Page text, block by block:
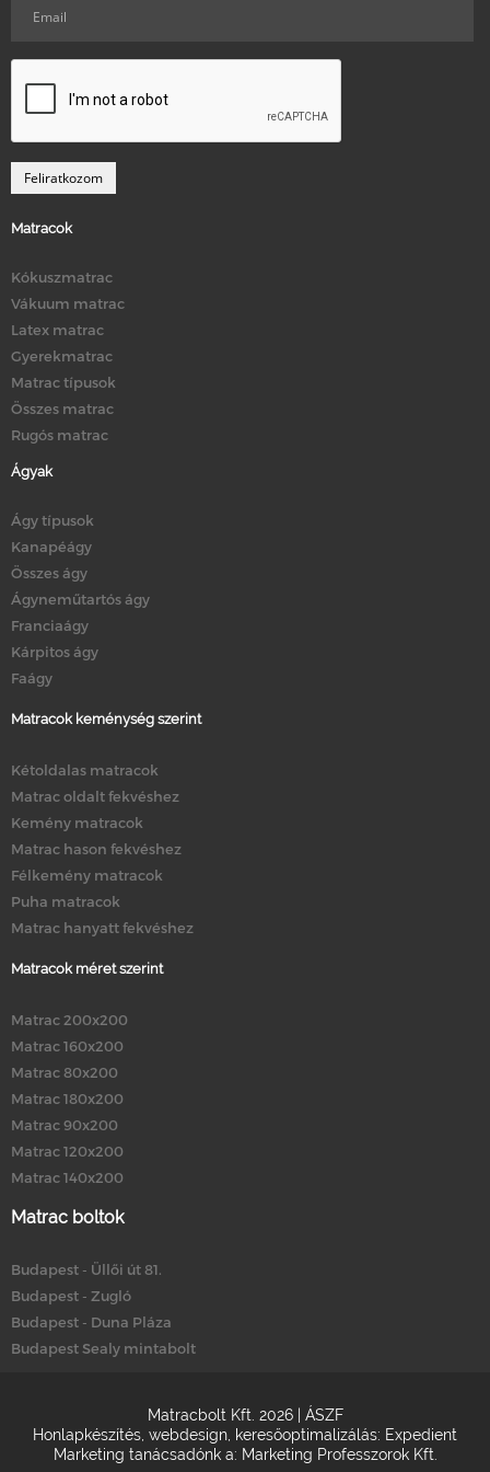
Matracok
Kókuszmatrac
Vákuum matrac
Latex matrac
Gyerekmatrac
Matrac típusok
Összes matrac
Rugós matrac
Ágyak
Ágy típusok
Kanapéágy
Összes ágy
Ágyneműtartós ágy
Franciaágy
Kárpitos ágy
Faágy
Matracok keménység szerint
Kétoldalas matracok
Matrac oldalt fekvéshez
Kemény matracok
Matrac hason fekvéshez
Félkemény matracok
Puha matracok
Matrac hanyatt fekvéshez
Matracok méret szerint
Matrac 200x200
Matrac 160x200
Matrac 80x200
Matrac 180x200
Matrac 90x200
Matrac 120x200
Matrac 140x200
Matrac boltok
Budapest - Üllői út 81.
Budapest - Zugló
Budapest - Duna Pláza
Budapest Sealy mintabolt
Matracbolt Kft. 2026 | ÁSZF
Honlapkészítés webdesign keresőoptimalizálás: Expedient
Marketing tanácsadónk a: Marketing Professzorok Kft.